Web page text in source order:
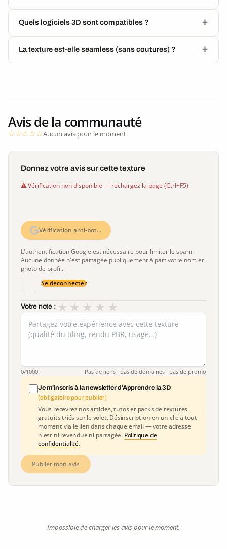
Quels logiciels 3D sont compatibles ?
La texture est-elle seamless (sans coutures) ?
Avis de la communauté
Aucun avis pour le moment
Donnez votre avis sur cette texture
Vérification non disponible — rechargez la page (Ctrl+F5)
Vérification anti-bot…
L'authentification Google est nécessaire pour limiter le spam.
Aucune donnée n'est partagée publiquement à part votre nom et
photo de profil.
Se déconnecter
Votre note : ★
★
★
★
★
0/1000 Pas de liens · pas de domaines · pas de promo
Je m'inscris à la newsletter d'Apprendre la 3D
(obligatoire pour publier)
Vous recevrez nos articles, tutos et packs de textures
gratuits triés sur le volet. Désinscription en un clic à tout
moment via le lien dans chaque email — votre adresse
n'est ni revendue ni partagée. Politique de
confidentialité.
Publier mon avis
Impossible de charger les avis pour le moment.